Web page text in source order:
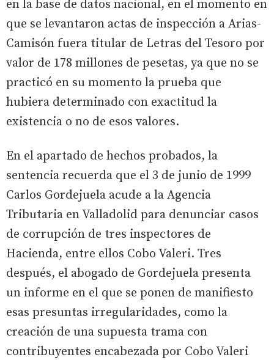
en la base de datos nacional, en el momento en
que se levantaron actas de inspección a Arias-
Camisón fuera titular de Letras del Tesoro por
valor de 178 millones de pesetas, ya que no se
practicó en su momento la prueba que
hubiera determinado con exactitud la
existencia o no de esos valores.
En el apartado de hechos probados, la
sentencia recuerda que el 3 de junio de 1999
Carlos Gordejuela acude a la Agencia
Tributaria en Valladolid para denunciar casos
de corrupción de tres inspectores de
Hacienda, entre ellos Cobo Valeri. Tres
después, el abogado de Gordejuela presenta
un informe en el que se ponen de manifiesto
esas presuntas irregularidades, como la
creación de una supuesta trama con
contribuyentes encabezada por Cobo Valeri